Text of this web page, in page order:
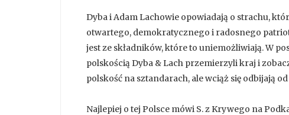
Dyba i Adam Lachowie opowiadają o strachu,
otwartego, demokratycznego i radosnego
jest ze składników, które to uniemożliwiają. W
polskością Dyba & Lach przemierzyli kraj i
polskość na sztandarach, ale wciąż się odbijają
Najlepiej o tej Polsce mówi S. z Krywego na